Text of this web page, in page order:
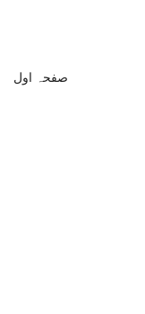
صفحہ اول